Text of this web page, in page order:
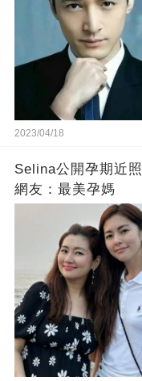
2023/04/18
Selina公開孕期近
網友：最美孕媽